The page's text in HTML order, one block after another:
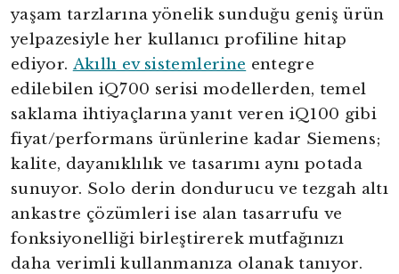
yaşam tarzlarına yönelik sunduğu geniş ürün
yelpazesiyle her kullanıcı profiline hitap
ediyor. Akıllı ev sistemlerine entegre
edilebilen iQ700 serisi modellerden, temel
saklama ihtiyaçlarına yanıt veren iQ100 gibi
fiyat/performans ürünlerine kadar Siemens;
kalite, dayanıklılık ve tasarımı aynı potada
sunuyor. Solo derin dondurucu ve tezgah altı
ankastre çözümleri ise alan tasarrufu ve
fonksiyonelliği birleştirerek mutfağınızı
daha verimli kullanmanıza olanak tanıyor.